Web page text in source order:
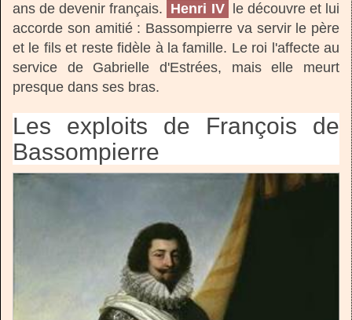
ans de devenir français. Henri IV
le découvre et lui
accorde son amitié : Bassompierre va servir le père
et le fils et reste fidèle à la famille. Le roi l'affecte au
service de Gabrielle d'Estrées, mais elle meurt
presque dans ses bras.
Les exploits de François de
Bassompierre